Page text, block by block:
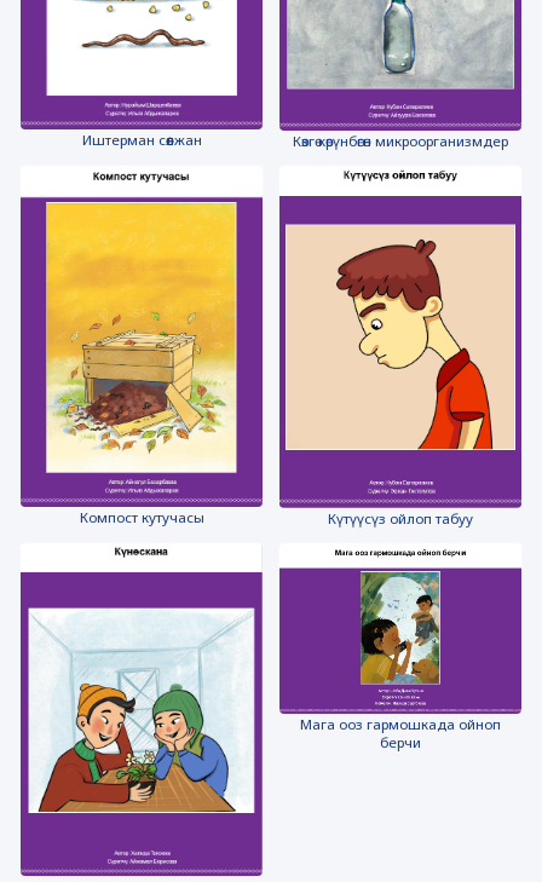
Иштерман сөөлжан Көзгө көрүнбөгөн микроорганизмдер
Компост кутучасы Күтүүсүз ойлоп табуу
Мага ооз гармошкада ойноп
берчи